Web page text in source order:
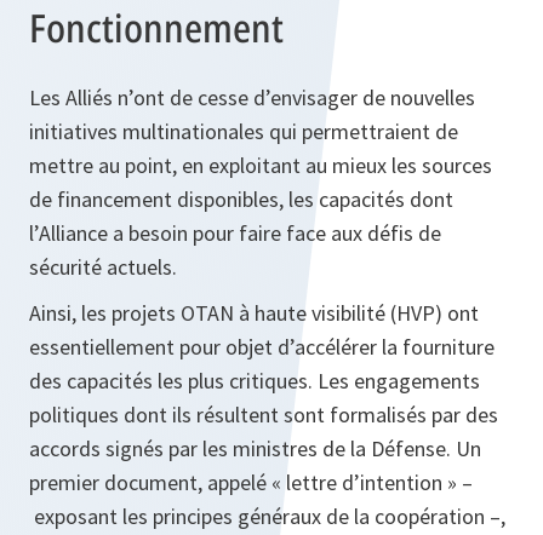
Fonctionnement
Les Alliés n’ont de cesse d’envisager de nouvelles
initiatives multinationales qui permettraient de
mettre au point, en exploitant au mieux les sources
de financement disponibles, les capacités dont
l’Alliance a besoin pour faire face aux défis de
sécurité actuels.
Ainsi, les projets OTAN à haute visibilité (HVP) ont
essentiellement pour objet d’accélérer la fourniture
des capacités les plus critiques. Les engagements
politiques dont ils résultent sont formalisés par des
accords signés par les ministres de la Défense. Un
premier document, appelé « lettre d’intention » –
exposant les principes généraux de la coopération –,